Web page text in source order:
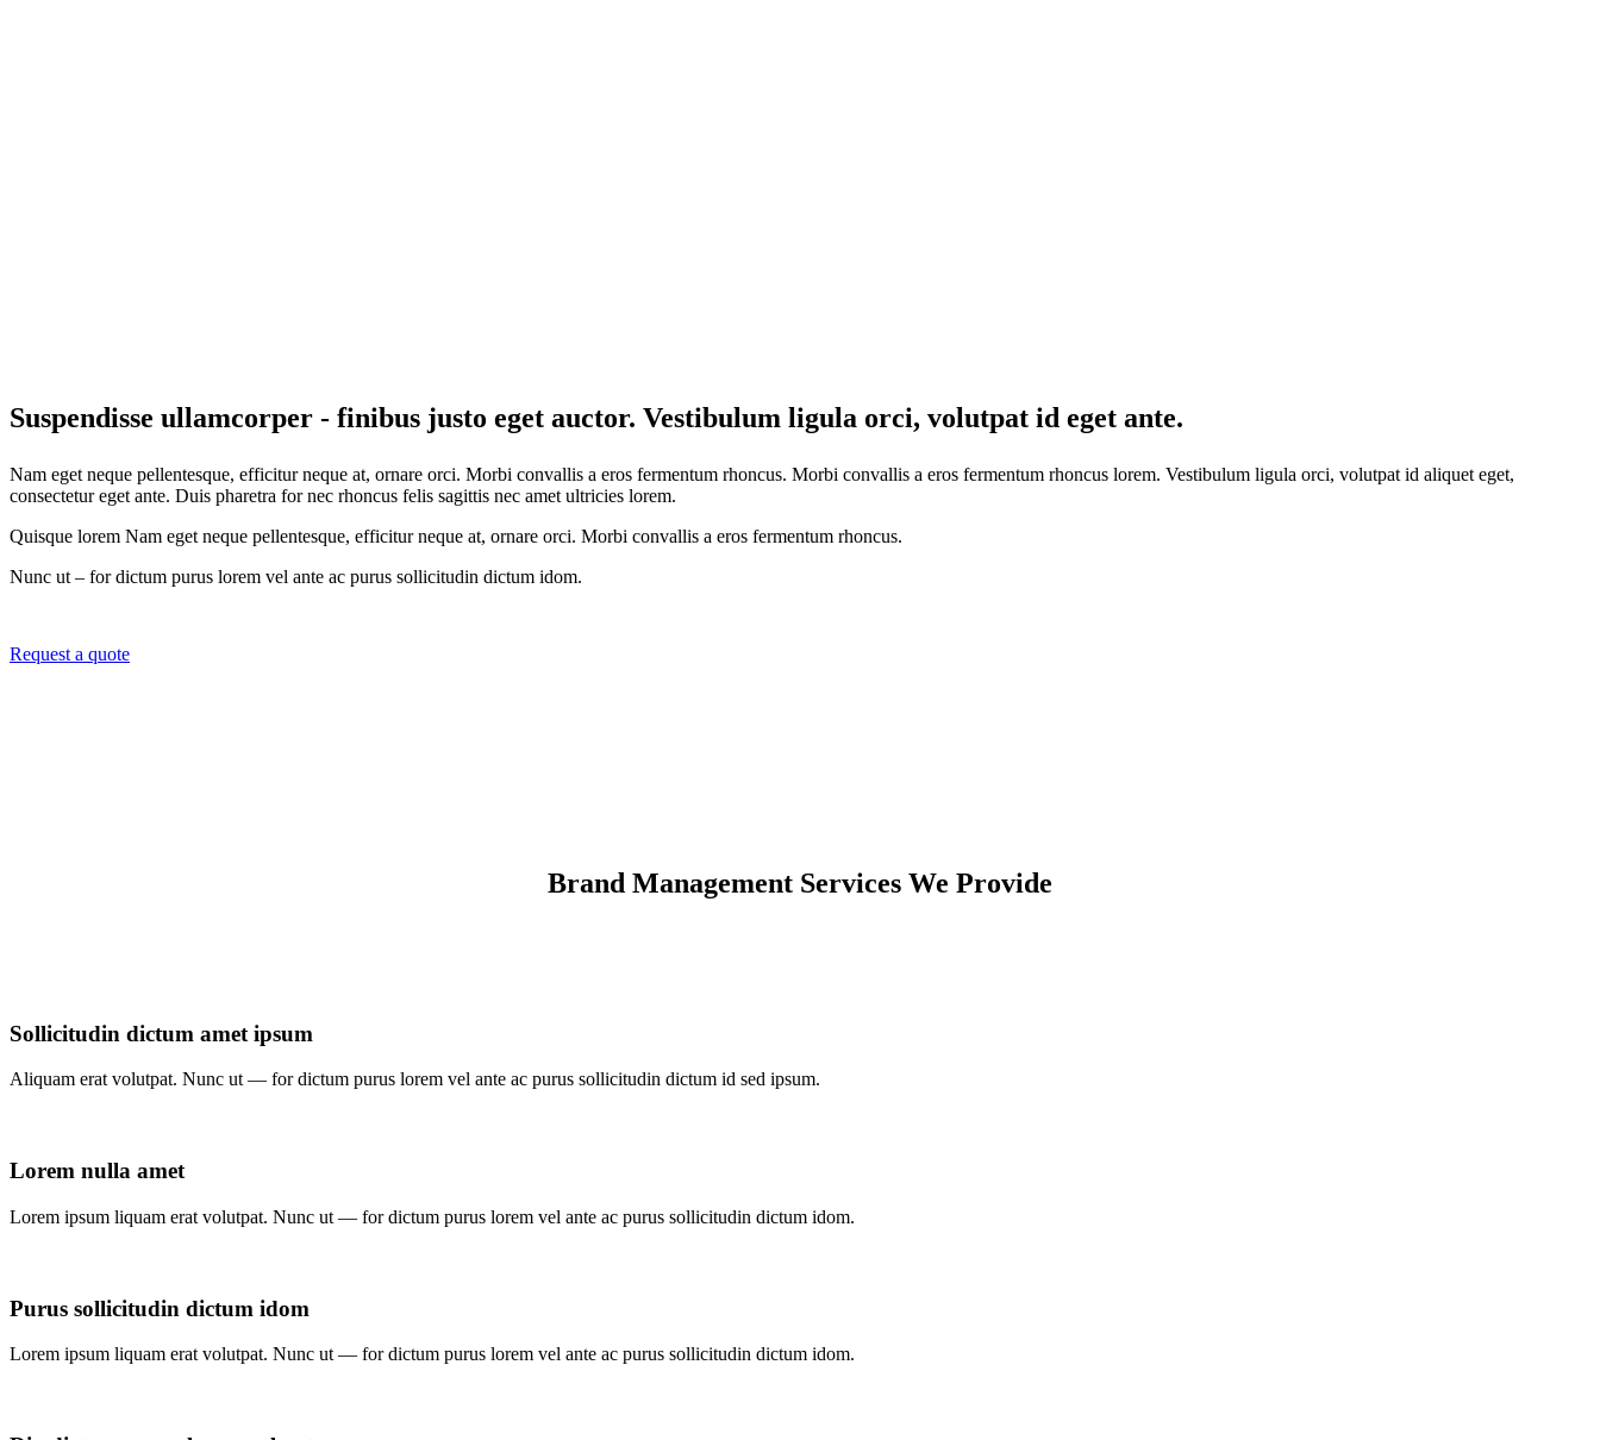
Suspendisse ullamcorper - finibus justo eget auctor. Vestibulum ligula orci, volutpat id eget ante.
Nam eget neque pellentesque, efficitur neque at, ornare orci. Morbi convallis a eros fermentum rhoncus. Morbi convallis a eros fermentum rhoncus lorem. Vestibulum ligula orci, volutpat id aliquet eget,
consectetur eget ante. Duis pharetra for nec rhoncus felis sagittis nec amet ultricies lorem.
Quisque lorem Nam eget neque pellentesque, efficitur neque at, ornare orci. Morbi convallis a eros fermentum rhoncus.
Nunc ut – for dictum purus lorem vel ante ac purus sollicitudin dictum idom.
Request a quote
Brand Management Services We Provide
Sollicitudin dictum amet ipsum
Aliquam erat volutpat. Nunc ut — for dictum purus lorem vel ante ac purus sollicitudin dictum id sed ipsum.
Lorem nulla amet
Lorem ipsum liquam erat volutpat. Nunc ut — for dictum purus lorem vel ante ac purus sollicitudin dictum idom.
Purus sollicitudin dictum idom
Lorem ipsum liquam erat volutpat. Nunc ut — for dictum purus lorem vel ante ac purus sollicitudin dictum idom.